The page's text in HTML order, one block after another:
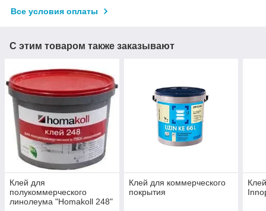
Все условия оплаты
С этим товаром также заказывают
Клей для
полукоммерческого
линолеума "Homakoll 248"
Клей для коммерческого
покрытия